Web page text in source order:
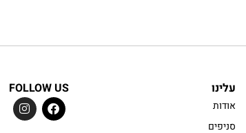
עלינו
אודות
סניפים
FOLLOW US